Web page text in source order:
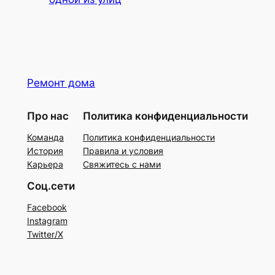
Ремонт дома
Про нас
Команда
История
Карьера
Политика конфиденциальности
Политика конфиденциальности
Правила и условия
Свяжитесь с нами
Соц.сети
Facebook
Instagram
Twitter/X